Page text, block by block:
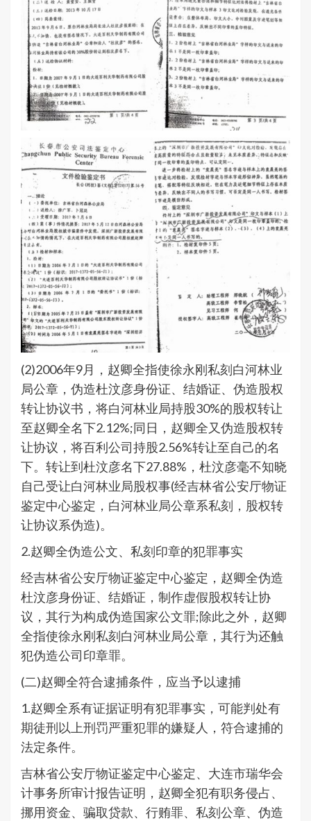
(2)2006年9月，赵卿全指使徐永刚私刻白河林业
局公章，伪造杜汶彦身份证、结婚证、伪造股权
转让协议书，将白河林业局持股30%的股权转让
至赵卿全名下2.12%;同日，赵卿全又伪造股权转
让协议，将百利公司持股2.56%转让至自己的名
下。转让到杜汶彦名下27.88%，杜汶彦毫不知晓
自己受让白河林业局股权事(经吉林省公安厅物证
鉴定中心鉴定，白河林业局公章系私刻，股权转
让协议系伪造)。
2.赵卿全伪造公文、私刻印章的犯罪事实
经吉林省公安厅物证鉴定中心鉴定，赵卿全伪造
杜汶彦身份证、结婚证，制作虚假股权转让协
议，其行为构成伪造国家公文罪;除此之外，赵卿
全指使徐永刚私刻白河林业局公章，其行为还触
犯伪造公司印章罪。
(二)赵卿全符合逮捕条件，应当予以逮捕
1.赵卿全系有证据证明有犯罪事实，可能判处有
期徒刑以上刑罚严重犯罪的嫌疑人，符合逮捕的
法定条件。
吉林省公安厅物证鉴定中心鉴定、大连市瑞华会
计事务所审计报告证明，赵卿全犯有职务侵占、
挪用资金、骗取贷款、行贿罪、私刻公章、伪造